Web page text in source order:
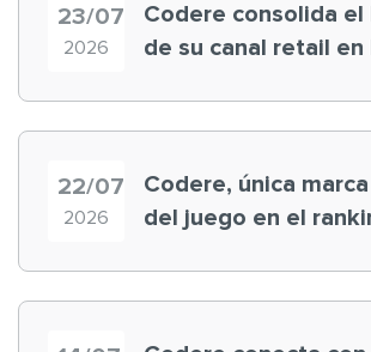
23/07
2026
Codere consolida el
de su canal retail en
22/07
2026
Codere, única
del juego en el ranking